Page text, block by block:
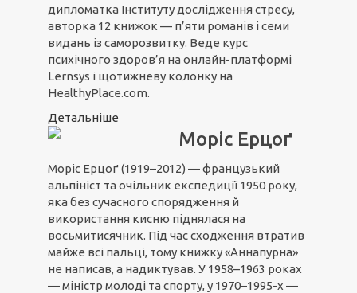
дипломатка Інституту дослідження стресу,
авторка 12 книжок — п’яти романів і семи
видань із саморозвитку. Веде курс
психічного здоров’я на онлайн-платформі
Lernsys і щотижневу колонку на
HealthyPlace.com.
Детальніше
Моріс Ерцоґ
Моріс Ерцоґ (1919–2012) — французький
альпініст та очільник експедиції 1950 року,
яка без сучасного спорядження й
використання кисню піднялася на
восьмитисячник. Під час сходження втратив
майже всі пальці, тому книжку «Аннапурна»
не написав, а надиктував. У 1958–1963 роках
— міністр молоді та спорту, у 1970–1995-х —